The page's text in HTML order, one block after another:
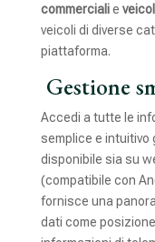
commercialie
veicoli di diverse
piattaforma.
Gestione
Accedi a tutte le
semplice e intuitivo
disponibile sia su
(compatibile con
fornisce una
dati come